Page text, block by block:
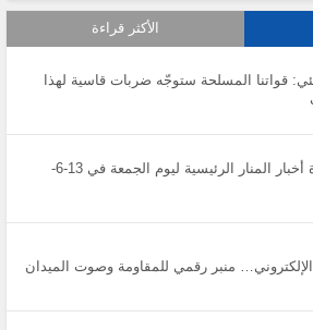
الأكثر قراءة
قواتنا المسلحة ستوجّه ضربات قاسية لهذا
مقدمة نشرة أخبار المنار الرئيسية ليوم الجمعة في 13-6-
الإلكتروني… منبر رقمي للمقاومة وصوت الميدان